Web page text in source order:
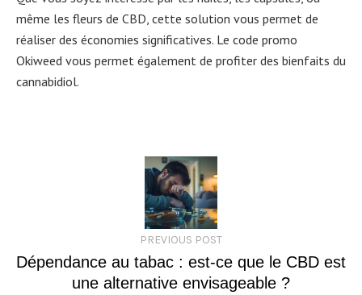
même les fleurs de CBD, cette solution vous permet de
réaliser des économies significatives. Le code promo
Okiweed vous permet également de profiter des bienfaits du
cannabidiol.
PREVIOUS POST
Dépendance au tabac : est-ce que le CBD est
une alternative envisageable ?